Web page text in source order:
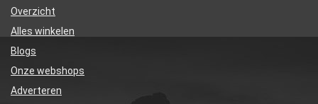
Overzicht
Alles winkelen
Blogs
Onze webshops
Adverteren